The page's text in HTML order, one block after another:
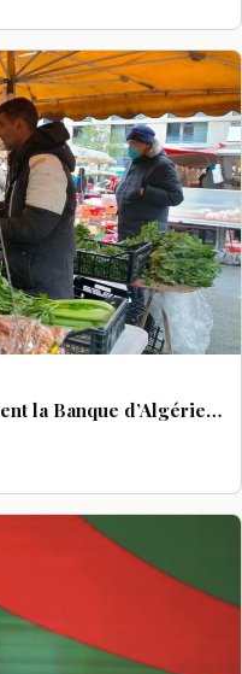
la Banque d’Algérie…